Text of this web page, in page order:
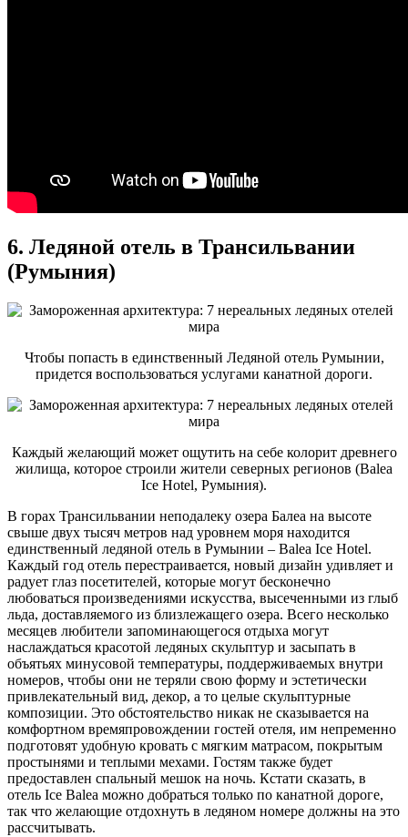
6. Ледяной отель в Трансильвании
(Румыния)
Чтобы попасть в единственный Ледяной отель Румынии,
придется воспользоваться услугами канатной дороги.
Каждый желающий может ощутить на себе колорит древнего
жилища, которое строили жители северных регионов (Balea
Ice Hotel, Румыния).
В горах Трансильвании неподалеку озера Балеа на высоте
свыше двух тысяч метров над уровнем моря находится
единственный ледяной отель в Румынии – Balea Ice Hotel.
Каждый год отель перестраивается, новый дизайн удивляет и
радует глаз посетителей, которые могут бесконечно
любоваться произведениями искусства, высеченными из глыб
льда, доставляемого из близлежащего озера. Всего несколько
месяцев любители запоминающегося отдыха могут
наслаждаться красотой ледяных скульптур и засыпать в
объятьях минусовой температуры, поддерживаемых внутри
номеров, чтобы они не теряли свою форму и эстетически
привлекательный вид, декор, а то целые скульптурные
композиции. Это обстоятельство никак не сказывается на
комфортном времяпровождении гостей отеля, им непременно
подготовят удобную кровать с мягким матрасом, покрытым
простынями и теплыми мехами. Гостям также будет
предоставлен спальный мешок на ночь. Кстати сказать, в
отель Ice Balea можно добраться только по канатной дороге,
так что желающие отдохнуть в ледяном номере должны на это
рассчитывать.